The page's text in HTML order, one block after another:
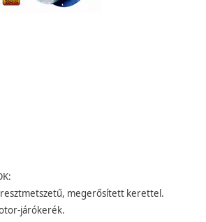
megerősített kerettel.
járókerék.